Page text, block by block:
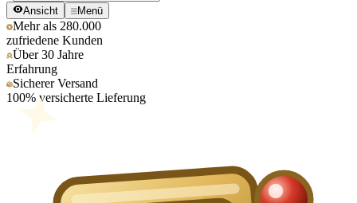
Ansicht Menü
Mehr als 280.000
zufriedene Kunden
Über 30 Jahre
Erfahrung
Sicherer Versand
100% versicherte Lieferung